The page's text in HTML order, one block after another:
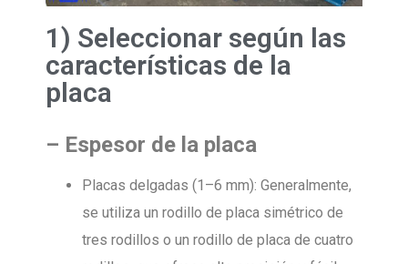
1) Seleccionar según las
características de la
placa
– Espesor de la placa
Placas delgadas (1–6 mm): Generalmente,
se utiliza un rodillo de placa simétrico de
tres rodillos o un rodillo de placa de cuatro